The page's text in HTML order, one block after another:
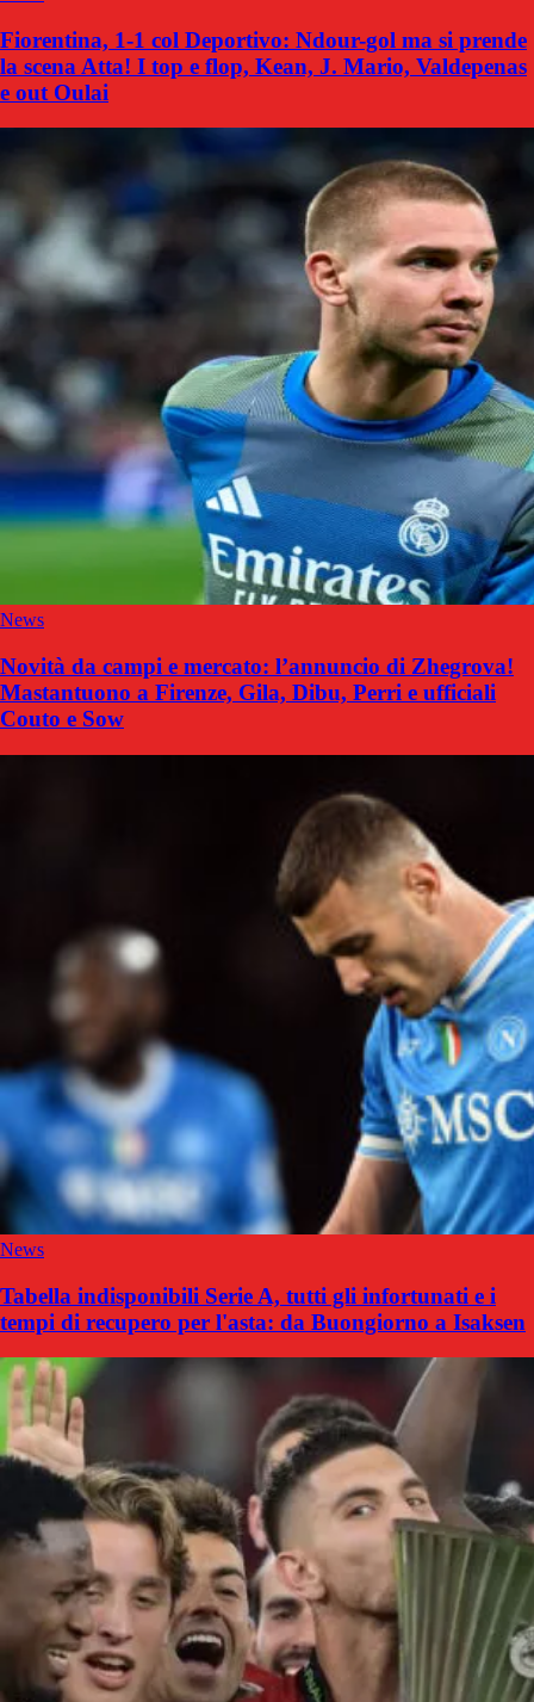
Fiorentina, 1-1 col Deportivo: Ndour-gol ma si prende
la scena Atta! I top e flop, Kean, J. Mario, Valdepenas
e out Oulai
News
Novità da campi e mercato: l’annuncio di Zhegrova!
Mastantuono a Firenze, Gila, Dibu, Perri e ufficiali
Couto e Sow
News
Tabella indisponibili Serie A, tutti gli infortunati e i
tempi di recupero per l'asta: da Buongiorno a Isaksen